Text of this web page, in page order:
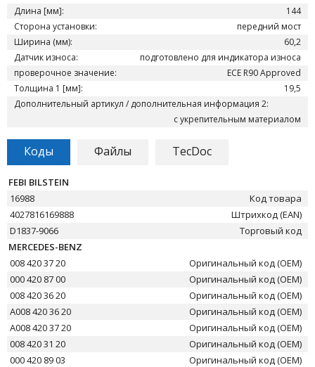
Длина [мм]:
144
Сторона установки:
передний мост
Ширина (мм):
60,2
Датчик износа:
подготовлено для индикатора износа
проверочное значение:
ECE R90 Approved
Толщина 1 [мм]:
19,5
Дополнительный артикул / дополнительная информация 2:
с укрепительным материалом
Коды Файлы TecDoc
FEBI BILSTEIN
16988
Код товара
4027816169888
Штрихкод (EAN)
D1837-9066
Торговый код
MERCEDES-BENZ
008 420 37 20
Оригинальный код (OEM)
000 420 87 00
Оригинальный код (OEM)
008 420 36 20
Оригинальный код (OEM)
A008 420 36 20
Оригинальный код (OEM)
A008 420 37 20
Оригинальный код (OEM)
008 420 31 20
Оригинальный код (OEM)
000 420 89 03
Оригинальный код (OEM)